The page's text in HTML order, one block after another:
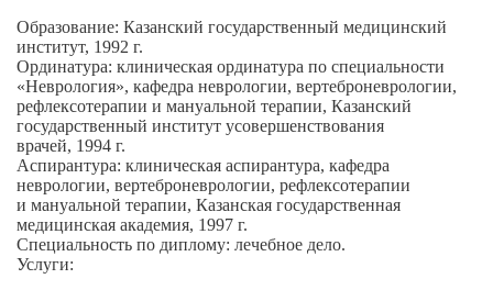
Образование: Казанский государственный медицинский
институт, 1992 г.
Ординатура: клиническая ординатура по специальности
«Неврология», кафедра неврологии, вертеброневрологии,
рефлексотерапии и мануальной терапии, Казанский
государственный институт усовершенствования
врачей, 1994 г.
Аспирантура: клиническая аспирантура, кафедра
неврологии, вертеброневрологии, рефлексотерапии
и мануальной терапии, Казанская государственная
медицинская академия, 1997 г.
Специальность по диплому: лечебное дело.
Услуги: